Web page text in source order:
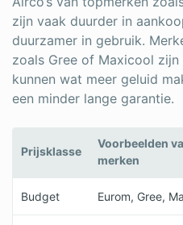
zijn vaak duurder in
duurzamer in gebruik.
zoals Gree of Maxicool
kunnen wat meer geluid
een minder lange garantie.
Prijsklasse
Voorbeelden
merken
Budget Eurom, Gree,